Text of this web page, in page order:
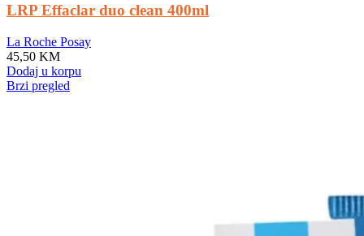
LRP Effaclar duo clean 400ml
La Roche Posay
45,50 KM
Dodaj u korpu
Brzi pregled